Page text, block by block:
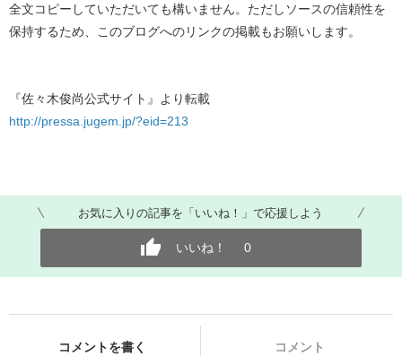
全文コピーしていただいても構いません。ただしソースの信頼性を
保持するため、このブログへのリンクの掲載もお願いします。
『佐々木俊尚公式サイト』より転載
http://pressa.jugem.jp/?eid=213
お気に入りの記事を「いいね！」で応援しよう
いいね！ 0
コメントを書く コメント